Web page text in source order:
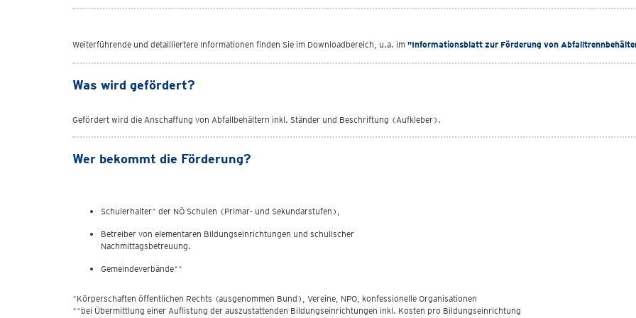
Weiterführende und detailliertere Informationen finden Sie im Downloadbereich, u.a. im "Informationsblatt zur Förderung von
Was wird gefördert?
Gefördert wird die Anschaffung von Abfallbehältern inkl. Ständer und Beschriftung (Aufkleber).
Wer bekommt die Förderung?
Schulerhalter* der NÖ Schulen (Primar- und Sekundarstufen),
Betreiber von elementaren Bildungseinrichtungen und schulischer
Nachmittagsbetreuung.
Gemeindeverbände**
*Körperschaften öffentlichen Rechts (ausgenommen Bund), Vereine, NPO, konfessionelle Organisationen
**bei Übermittlung einer Auflistung der auszustattenden Bildungseinrichtungen inkl. Kosten pro Bildungseinrichtung